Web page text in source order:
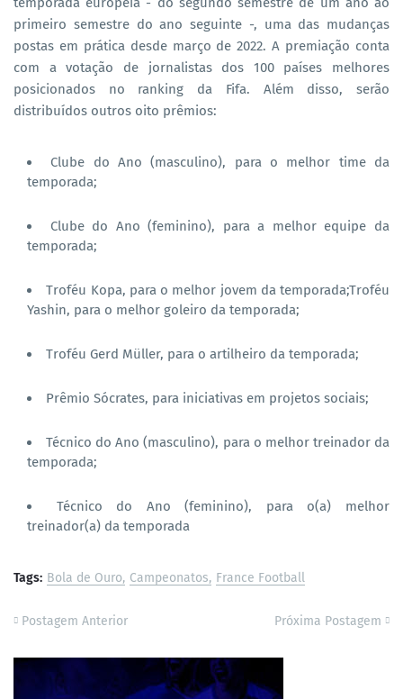
primeiro semestre do ano seguinte -, uma das mudanças
postas em prática desde março de 2022. A premiação conta
com a votação de jornalistas dos 100 países melhores
posicionados no ranking da Fifa. Além disso, serão
distribuídos outros oito prêmios:
Clube do Ano (masculino), para o melhor time da
temporada;
Clube do Ano (feminino), para a melhor equipe da
temporada;
Troféu Kopa, para o melhor jovem da temporada;Troféu
Yashin, para o melhor goleiro da temporada;
Troféu Gerd Müller, para o artilheiro da temporada;
Prêmio Sócrates, para iniciativas em projetos sociais;
Técnico do Ano (masculino), para o melhor treinador da
temporada;
Técnico do Ano (feminino), para o(a) melhor
treinador(a) da temporada
Tags: Bola de Ouro Campeonatos France Football
Postagem Anterior Próxima Postagem